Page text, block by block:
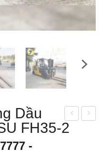
Dầu
FH35-2
-